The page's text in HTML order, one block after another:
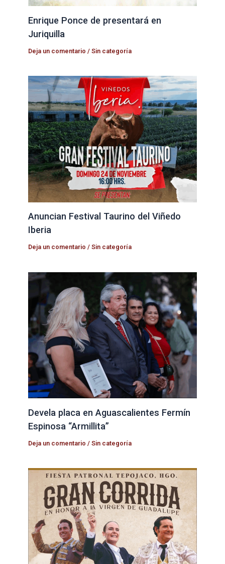
Enrique Ponce de presentará en
Juriquilla
Deja un comentario /Sin categoría
Anuncian Festival Taurino del Viñedo
Iberia
Deja un comentario /Sin categoría
Devela placa en Aguascalientes Fermín
Espinosa “Armillita”
Deja un comentario /Sin categoría